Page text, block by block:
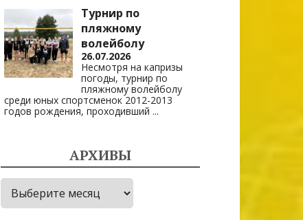
Турнир по
пляжному
волейболу
26.07.2026
Несмотря на капризы
погоды, турнир по
пляжному волейболу
среди юных спортсменок 2012-2013
годов рождения, проходивший ...
АРХИВЫ
Архивы